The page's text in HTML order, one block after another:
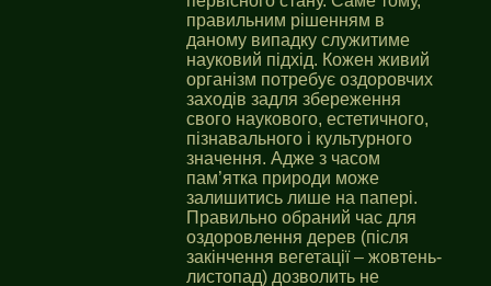
правильним рішенням в
даному випадку служитиме
науковий підхід. Кожен живий
організм потребує оздоровчих
заходів задля збереження
свого наукового, естетичного,
пізнавального і культурного
значення. Адже з часом
пам’ятка природи може
залишитись лише на папері.
Правильно обраний час для
оздоровлення дерев (після
закінчення вегетації – жовтень-
листопад) дозволить не